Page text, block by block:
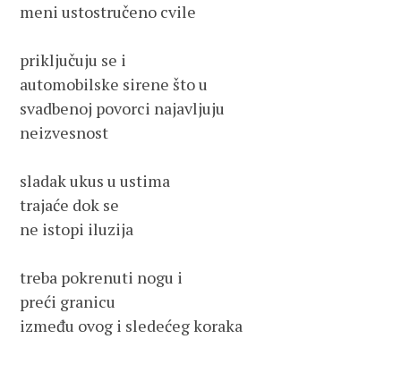
meni ustostručeno cvile
priključuju se i
automobilske sirene što u
svadbenoj povorci najavljuju
neizvesnost
sladak ukus u ustima
trajaće dok se
ne istopi iluzija
treba pokrenuti nogu i
preći granicu
između ovog i sledećeg koraka